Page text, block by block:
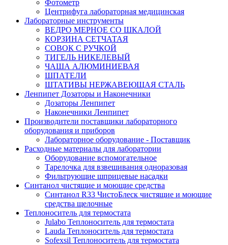
Фотометр
Центрифуга лабораторная медицинская
Лабораторные инструменты
ВЕДРО МЕРНОЕ СО ШКАЛОЙ
КОРЗИНА СЕТЧАТАЯ
СОВОК С РУЧКОЙ
ТИГЕЛЬ НИКЕЛЕВЫЙ
ЧАША АЛЮМИНИЕВАЯ
ШПАТЕЛИ
ШТАТИВЫ НЕРЖАВЕЮЩАЯ СТАЛЬ
Ленпипет Дозаторы и Наконечники
Дозаторы Ленпипет
Наконечники Ленпипет
Производители поставщики лабораторного
оборудования и приборов
Лабораторное оборудование - Поставщик
Расходные материалы для лаборатории
Оборудование вспомогательное
Тарелочка для взвешивания одноразовая
Фильтрующие шприцевые насадки
Синтанол чистящие и моющие средства
Синтанол R33 ЧистоБлеск чистящие и моющие
средства щелочные
Теплоноситель для термостата
Julabo Теплоноситель для термостата
Lauda Теплоноситель для термостата
Sofexsil Теплоноситель для термостата